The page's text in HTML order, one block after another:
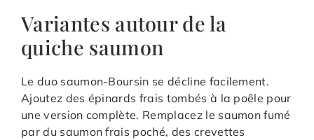
Variantes autour de la
quiche saumon
Le duo saumon-Boursin se décline facilement.
Ajoutez des épinards frais tombés à la poêle pour
une version complète. Remplacez le saumon fumé
par du saumon frais poché, des crevettes